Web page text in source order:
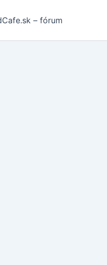
– fórum